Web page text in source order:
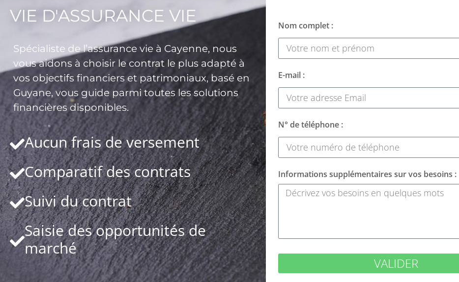
VIE D'ASSURANCE VIE
Spécialiste de l’assurance vie à Cayenne, nous
vous aidons à choisir le contrat le plus adapté à
vos objectifs financiers et patrimoniaux, basé en
Guyane, vous guide parmi toutes les solutions
financières disponibles.
Aucun frais de versement
Comparatif des contrats
Suivi du contrat
Saisie des opportunités de
marché
Nom complet :
E-mail :
N° de téléphone :
Informations supplémentaires sur vos besoins :
VALIDER